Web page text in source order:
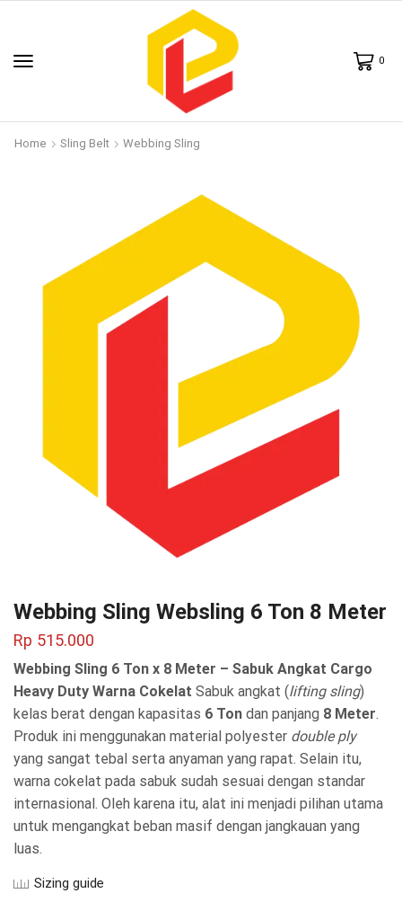
0
Home Sling Belt Webbing Sling
Webbing Sling Websling 6 Ton 8 Meter
Rp 515.000
Webbing Sling 6 Ton x 8 Meter – Sabuk Angkat Cargo
Heavy Duty Warna Cokelat Sabuk angkat (lifting sling)
kelas berat dengan kapasitas 6 Ton dan panjang 8 Meter.
Produk ini menggunakan material polyester double ply
yang sangat tebal serta anyaman yang rapat. Selain itu,
warna cokelat pada sabuk sudah sesuai dengan standar
internasional. Oleh karena itu, alat ini menjadi pilihan utama
untuk mengangkat beban masif dengan jangkauan yang
luas.
Sizing guide